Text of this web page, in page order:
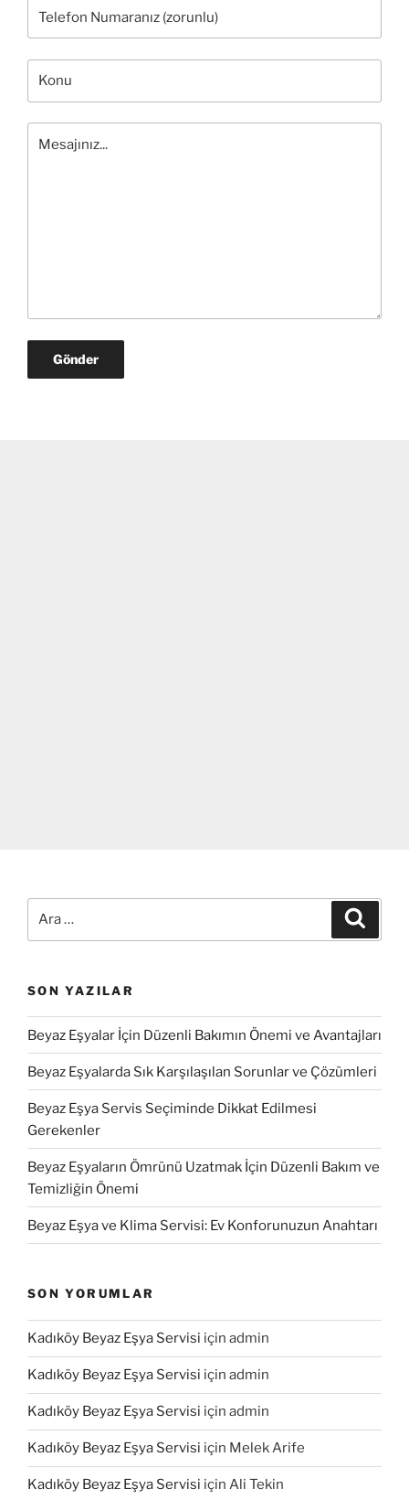
SON YAZILAR
Beyaz Eşyalar İçin Düzenli Bakımın Önemi ve Avantajları
Beyaz Eşyalarda Sık Karşılaşılan Sorunlar ve Çözümleri
Beyaz Eşya Servis Seçiminde Dikkat Edilmesi
Gerekenler
Beyaz Eşyaların Ömrünü Uzatmak İçin Düzenli Bakım ve
Temizliğin Önemi
Beyaz Eşya ve Klima Servisi: Ev Konforunuzun Anahtarı
SON YORUMLAR
Kadıköy Beyaz Eşya Servisi için admin
Kadıköy Beyaz Eşya Servisi için admin
Kadıköy Beyaz Eşya Servisi için admin
Kadıköy Beyaz Eşya Servisi için Melek Arife
Kadıköy Beyaz Eşya Servisi için Ali Tekin